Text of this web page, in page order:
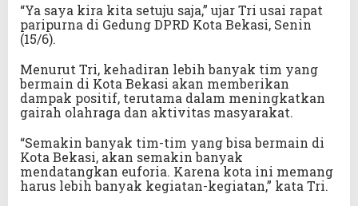
“Ya saya kira kita setuju saja,” ujar Tri usai rapat
paripurna di Gedung DPRD Kota Bekasi, Senin
(15/6).
Menurut Tri, kehadiran lebih banyak tim yang
bermain di Kota Bekasi akan memberikan
dampak positif, terutama dalam meningkatkan
gairah olahraga dan aktivitas masyarakat.
“Semakin banyak tim-tim yang bisa bermain di
Kota Bekasi, akan semakin banyak
mendatangkan euforia. Karena kota ini memang
harus lebih banyak kegiatan-kegiatan,” kata Tri.